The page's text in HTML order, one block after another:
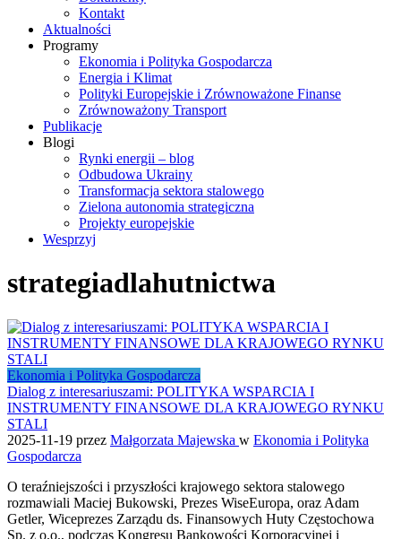
Kontakt
Aktualności
Programy
Ekonomia i Polityka Gospodarcza
Energia i Klimat
Polityki Europejskie i Zrównoważone Finanse
Zrównoważony Transport
Publikacje
Blogi
Rynki energii – blog
Odbudowa Ukrainy
Transformacja sektora stalowego
Zielona autonomia strategiczna
Projekty europejskie
Wesprzyj
strategiadlahutnictwa
Ekonomia i Polityka Gospodarcza
Dialog z interesariuszami: POLITYKA WSPARCIA I
INSTRUMENTY FINANSOWE DLA KRAJOWEGO RYNKU
STALI
2025-11-19 przez Małgorzata Majewska w Ekonomia i Polityka
Gospodarcza
O teraźniejszości i przyszłości krajowego sektora stalowego
rozmawiali Maciej Bukowski, Prezes WiseEuropa, oraz Adam
Getler, Wiceprezes Zarządu ds. Finansowych Huty Częstochowa
Sp. z o.o., podczas Kongresu Bankowości Korporacyjnej i